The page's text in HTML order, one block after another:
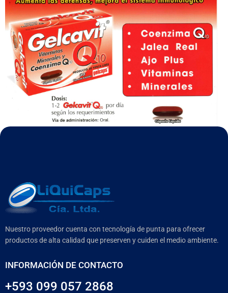
Nuestro proveedor cuenta con tecnología de punta para ofrecer
productos de alta calidad que preserven y cuiden el medio ambiente.
INFORMACIÓN DE CONTACTO
+593 099 057 2868